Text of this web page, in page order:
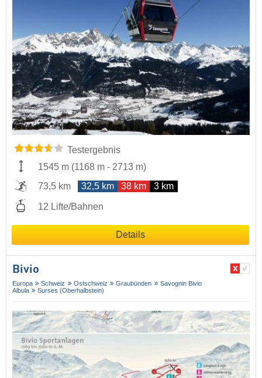
Testergebnis
1545 m (1168 m - 2713 m)
73,5 km
32,5 km 38 km 3 km
12 Lifte/Bahnen
Details
Bivio
Europa Schweiz Ostschweiz Graubünden
Savognin Bivio
Albula
Surses (Oberhalbstein)